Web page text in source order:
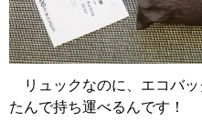
リュックなのに、エコバッ
たんで持ち運べるんです！